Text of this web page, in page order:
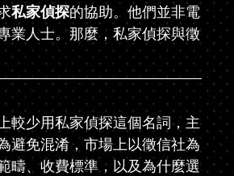
私家偵探的協助。他們並非電
業人士。那麼，私家偵探與徵
較少用私家偵探這個名詞，主
避免混淆，市場上以徵信社為
疇、收費標準，以及為什麼選